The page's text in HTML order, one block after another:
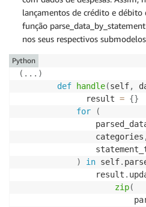
lançamentos de crédito e
função
nos seus respectivos
( . . . )
def
handle(self,
              result
= {}
for
(
                categories
)
in self.
                result
.
zip(
Python